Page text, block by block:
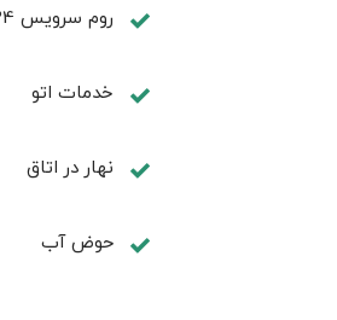
روم سرويس 24 ساعته
خدمات اتو
نهار در اتاق
حوض آب